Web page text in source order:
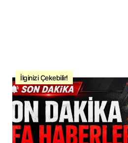
İlginizi Çekebilir!